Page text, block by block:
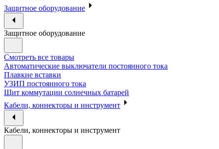
Защитное оборудование
Защитное оборудование
Смотреть все товары
Автоматические выключатели постоянного тока
Плавкие вставки
УЗИП постоянного тока
Щит коммутации солнечных батарей
Кабели, коннекторы и инструмент
Кабели, коннекторы и инструмент